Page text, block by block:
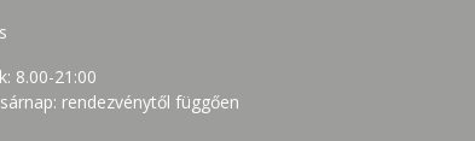
8.00-21:00
rendezvénytől függően